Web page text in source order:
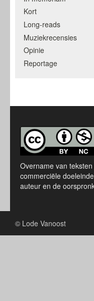
Kort
Long-reads
Muziekrecensies
Opinie
Reportage
Overname van
commerciële
auteur en de
© Lode Vanoost